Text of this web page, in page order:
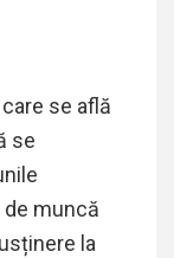
se află
se
muncă
la